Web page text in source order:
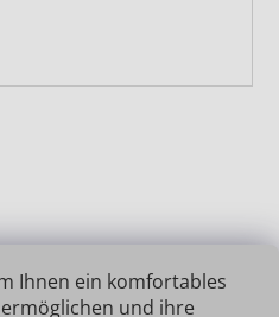
Ihnen ein komfortables
und ihre